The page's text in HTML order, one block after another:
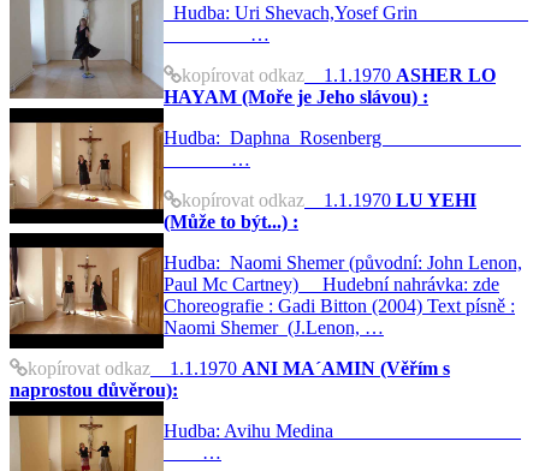
Hudba: Uri Shevach,Yosef Grin
…
kopírovat odkaz 1.1.1970 ASHER LO
HAYAM (Moře je Jeho slávou) :
Hudba: Daphna Rosenberg
…
kopírovat odkaz 1.1.1970 LU YEHI
(Může to být...) :
Hudba: Naomi Shemer (původní: John Lenon,
Paul Mc Cartney) Hudební nahrávka: zde
Choreografie : Gadi Bitton (2004) Text písně :
Naomi Shemer (J.Lenon, …
kopírovat odkaz 1.1.1970 ANI MA´AMIN (Věřím s
naprostou důvěrou):
Hudba: Avihu Medina
…